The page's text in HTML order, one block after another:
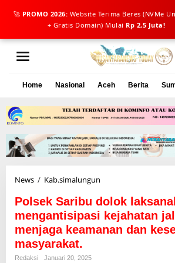
🚀 PROMO 2026: Website Terima Beres (NVMe
+ Gratis Domain) Mulai Rp 2,5 Juta!
L
Home Nasional Aceh Berita
News / Kab.simalungun
l
k
Polsek Saribu dolok
mengantisipasi kejahatan
menjaga keamanan dan
masyarakat.
Redaksi
Januari 20, 2025